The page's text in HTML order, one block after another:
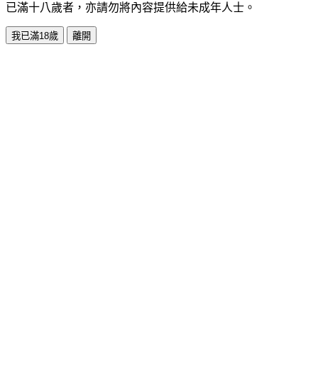
已滿十八歲者，亦請勿將內容提供給未成年人士。
我已滿18歲 離開